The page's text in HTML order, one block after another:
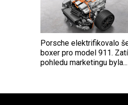
Porsche elektrifikovalo
boxer pro model 911.
pohledu marketingu byla...